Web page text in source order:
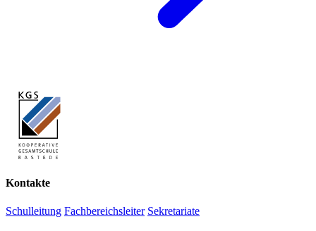
Kontakte
Schulleitung Fachbereichsleiter Sekretariate